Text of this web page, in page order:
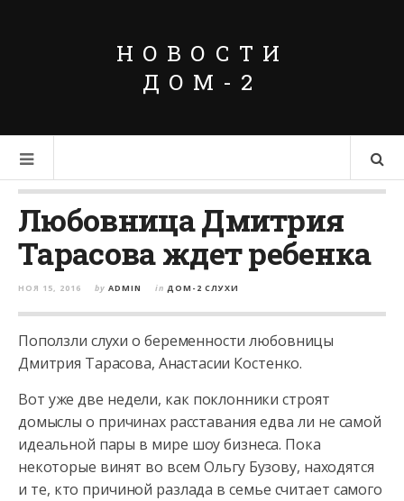
НОВОСТИ
ДОМ-2
Любовница Дмитрия
Тарасова ждет ребенка
НОЯ 15, 2016 by ADMIN in ДОМ-2 СЛУХИ
Поползли слухи о беременности любовницы
Дмитрия Тарасова, Анастасии Костенко.
Вот уже две недели, как поклонники строят
домыслы о причинах расставания едва ли не самой
идеальной пары в мире шоу бизнеса. Пока
некоторые винят во всем Ольгу Бузову, находятся
и те, кто причиной разлада в семье считает самого